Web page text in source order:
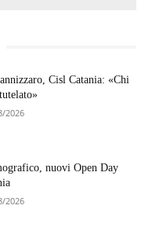
Cisl Catania: «Chi
2026
nuovi Open Day
2026